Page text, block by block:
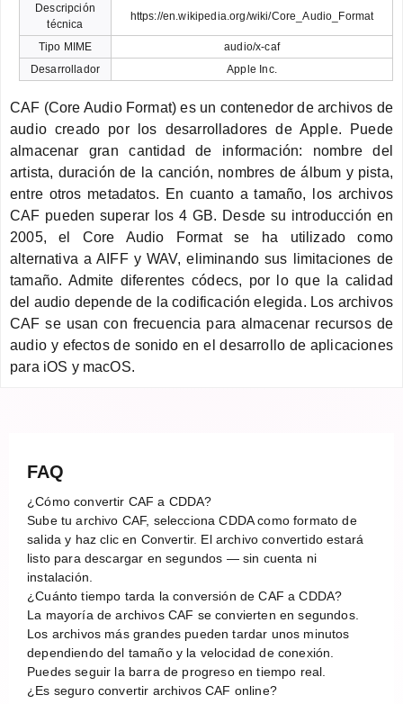
Descripción
técnica
https://en.wikipedia.org/wiki/Core_Audio_Format
Tipo MIME
audio/x-caf
Desarrollador
Apple Inc.
CAF (Core Audio Format) es un contenedor de archivos de
audio creado por los desarrolladores de Apple. Puede
almacenar gran cantidad de información: nombre del
artista, duración de la canción, nombres de álbum y pista,
entre otros metadatos. En cuanto a tamaño, los archivos
CAF pueden superar los 4 GB. Desde su introducción en
2005, el Core Audio Format se ha utilizado como
alternativa a AIFF y WAV, eliminando sus limitaciones de
tamaño. Admite diferentes códecs, por lo que la calidad
del audio depende de la codificación elegida. Los archivos
CAF se usan con frecuencia para almacenar recursos de
audio y efectos de sonido en el desarrollo de aplicaciones
para iOS y macOS.
FAQ
¿Cómo convertir CAF a CDDA?
Sube tu archivo CAF, selecciona CDDA como formato de
salida y haz clic en Convertir. El archivo convertido estará
listo para descargar en segundos — sin cuenta ni
instalación.
¿Cuánto tiempo tarda la conversión de CAF a CDDA?
La mayoría de archivos CAF se convierten en segundos.
Los archivos más grandes pueden tardar unos minutos
dependiendo del tamaño y la velocidad de conexión.
Puedes seguir la barra de progreso en tiempo real.
¿Es seguro convertir archivos CAF online?